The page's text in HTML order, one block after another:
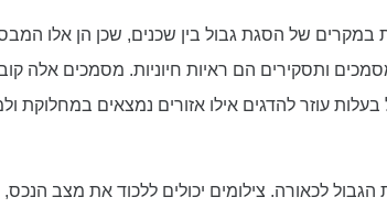
במקרים של הסגת גבול בין שכנים, שכן הן אלו
ותסקירים הם ראיות חיוניות. מסמכים אלה
עוזר להדגים אילו אזורים נמצאים במחלוקת
הגבול לכאורה. צילומים יכולים ללכוד את מצב